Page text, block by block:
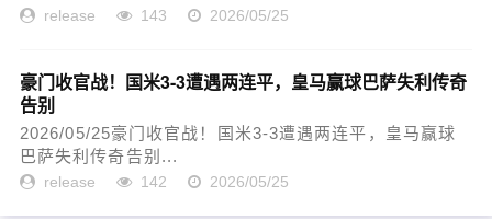
release 143 2026/05/25
豪门收官战！国米3-3遭遇两连平，皇马赢球巴萨失利传奇
告别
2026/05/25豪门收官战！国米3-3遭遇两连平，皇马赢球
巴萨失利传奇告别...
release 142 2026/05/25